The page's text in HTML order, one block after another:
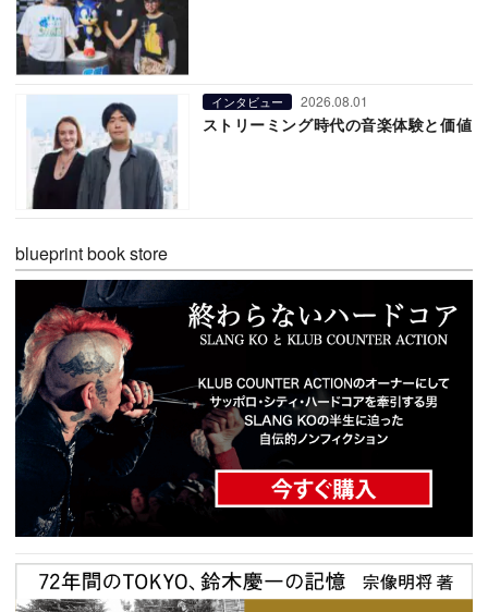
インタビュー 2026.08.01
ストリーミング時代の音楽体験と価値
blueprint book store